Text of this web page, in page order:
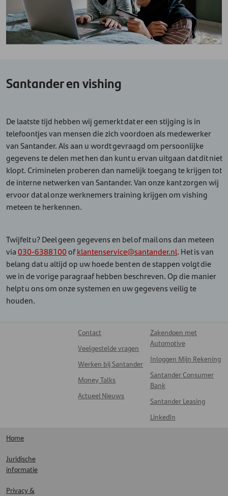
Santander en vishing
De laatste tijd hebben wij gemerkt dat er een stijging is in
telefoontjes van mensen die zich voordoen als medewerker
van Santander. Als aan u wordt gevraagd om persoonlijke
gegevens te delen met hen dan kunt u ervan uitgaan dat dit niet
klopt. Criminelen proberen dan namelijk toegang te krijgen tot
de interne netwerken van Santander. Van onze kant zorgen wij
ervoor dat al onze werknemers training krijgen om vishing
meteen te herkennen.
Twijfelt u? Deel geen gegevens en bel of mail ons dan meteen
via030-6388100ofklantenservice@santander.nl. Het is van
belang dat u altijd op uw hoede bent en de stappen volgt die
we in de vorige paragraaf hebben beschreven. Op die manier
helpt u ons om onze systemen en uw gegevens veilig te
houden.
Contact
Veelgestelde vragen
Werken bij Santander
Money Talks
Actueel Nieuws
Zakendoen met
Automotive
Inloggen Mijn Rekening
Santander Consumer
Bank
Santander Leasing
LinkedIn
Home
Juridische
informatie
Privacy &